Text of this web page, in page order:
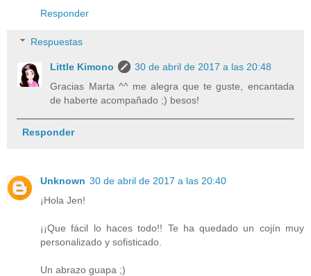
Responder
Respuestas
Little Kimono
30 de abril de 2017 a las 20:48
Gracias Marta ^^ me alegra que te guste, encantada
de haberte acompañado ;) besos!
Responder
Unknown 30 de abril de 2017 a las 20:40
¡Hola Jen!
¡¡Que fácil lo haces todo!! Te ha quedado un cojín muy
personalizado y sofisticado.
Un abrazo guapa ;)